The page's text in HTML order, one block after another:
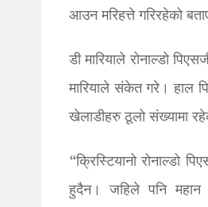
आउन मरिहत्ते गरिरहेको
डी मारियाले रोनाल्डो
मारियाले संकेत गरे। हाल
खेलाडीहरु ठूलो संख्यामा
“क्रिस्टियानो रोनाल्डो
हुदैन। जहिले पनि महान